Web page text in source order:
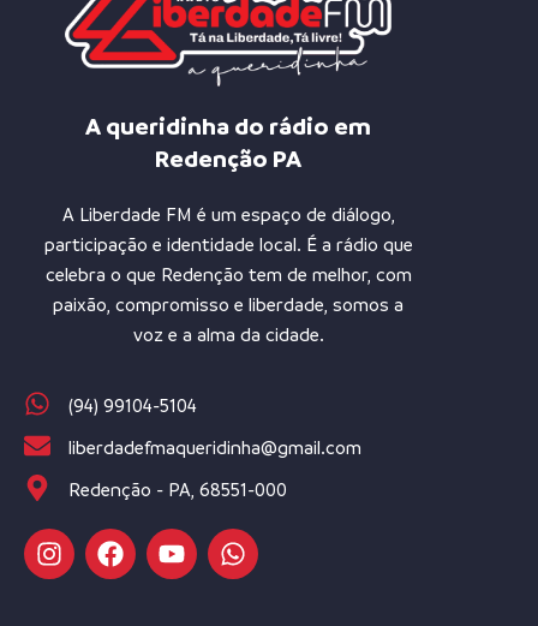
A queridinha do rádio em
Redenção PA
A Liberdade FM é um espaço de diálogo,
participação e identidade local. É a rádio que
celebra o que Redenção tem de melhor, com
paixão, compromisso e liberdade, somos a
voz e a alma da cidade.
(94) 99104-5104
liberdadefmaqueridinha@gmail.com
Redenção - PA, 68551-000